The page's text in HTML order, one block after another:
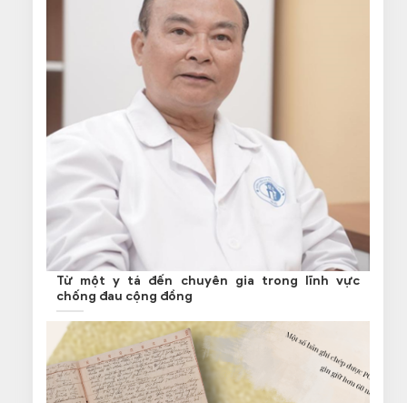
Từ một y tá đến chuyên gia trong lĩnh vực
chống đau cộng đồng